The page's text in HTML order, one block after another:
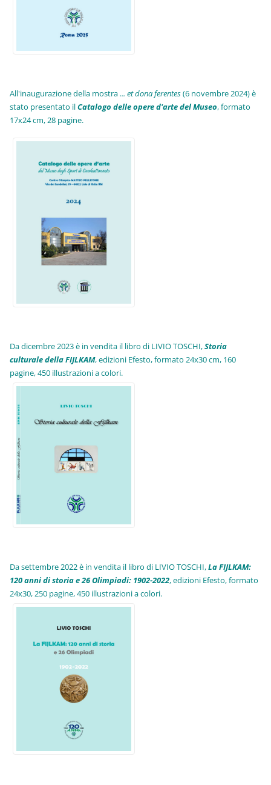
All'inaugurazione della mostra... et dona ferentes(6 novembre 2024) è
stato presentato ilCatalogo delle opere d'arte del Museo, formato
17x24 cm, 28 pagine.
Da dicembre 2023 è in vendita il libro di LIVIO TOSCHI,Storia
culturale della FIJLKAM, edizioni Efesto, formato 24x30 cm, 160
pagine, 450 illustrazioni a colori.
Da settembre 2022 è in vendita il libro di LIVIO TOSCHI,La FIJLKAM:
120 anni di storia e 26 Olimpiadi: 1902-2022, edizioni Efesto, formato
24x30, 250 pagine, 450 illustrazioni a colori.